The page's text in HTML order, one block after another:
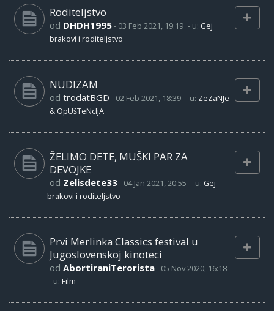
Roditeljstvo
od DHDH1995- 03 Feb 2021, 19:19 - u: Gej
brakovi i roditeljstvo
NUDIZAM
od trodatBGD - 02 Feb 2021, 18:39 - u: ZeZaNJe
& OpUšTeNcIjA
ŽELIMO DETE, MUŠKI PAR ZA
DEVOJKE
od Zelisdete33- 04 Jan 2021, 20:55 - u: Gej
brakovi i roditeljstvo
Prvi Merlinka Classics festival u
Jugoslovenskoj kinoteci
od AbortiraniTerorista- 05 Nov 2020, 16:18
- u: Film